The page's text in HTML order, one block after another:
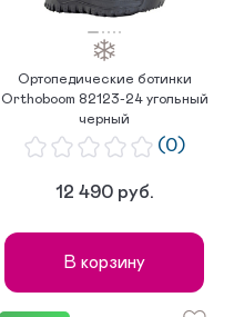
Ортопедические ботинки
Orthoboom 82123-24 угольный
черный
(0)
12 490 руб.
В корзину